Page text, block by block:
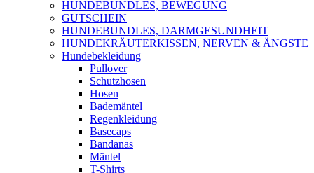
HUNDEBUNDLES, BEWEGUNG
GUTSCHEIN
HUNDEBUNDLES, DARMGESUNDHEIT
HUNDEKRÄUTERKISSEN, NERVEN & ÄNGSTE
Hundebekleidung
Pullover
Schutzhosen
Hosen
Bademäntel
Regenkleidung
Basecaps
Bandanas
Mäntel
T-Shirts